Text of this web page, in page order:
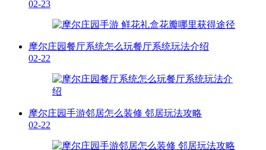
02-23
摩尔庄园餐厅系统怎么玩餐厅系统玩法介绍
02-22
摩尔庄园手游邻居怎么装修 邻居玩法攻略
02-22